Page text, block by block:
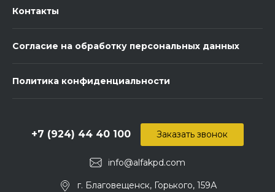
Контакты
Согласие на обработку персональных данных
Политика конфиденциальности
info@alfakpd.com
+7 (924) 44 40 100
г. Благовещенск, Горького, 159А
Заказать звонок